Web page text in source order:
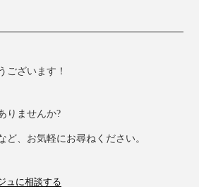
ございます！
りませんか?
ど、お気軽にお尋ねください。
ュに相談する